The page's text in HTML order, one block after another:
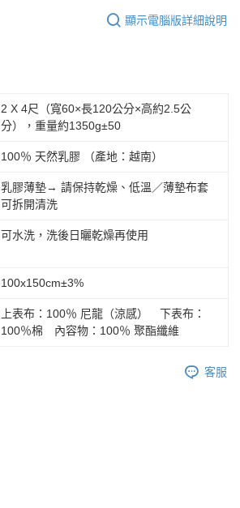
顯示電腦版詳細說明
2 X 4尺（寬60×長120公分×高約2.5公
分），重量約1350g±50
100％ 天然乳膠 （產地：越南）
乳膠薄墊→ 請保持乾燥、低溫／薄墊布套
可拆開清洗
可水洗，洗後日曬乾燥再使用
100x150cm±3%
上表布：100％ 尼龍（涼感） 下表布：
100％棉 內容物：100％ 聚酯纖維
客服